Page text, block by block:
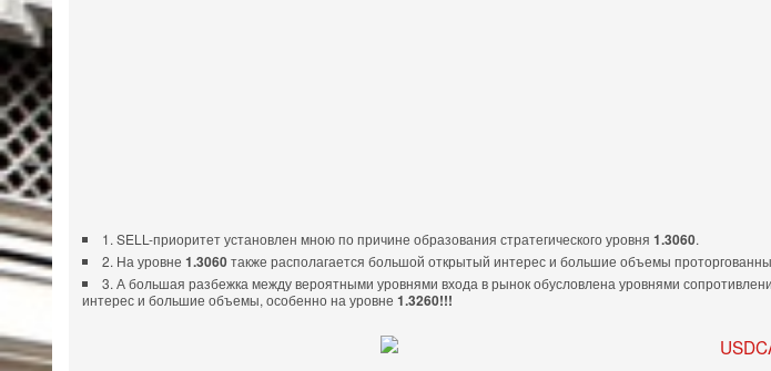
1. SELL-приоритет установлен мною по причине образования стратегического уровня 1.3060.
2. На уровне 1.3060также располагается большой открытый интерес и большие объемы
3. А большая разбежка между вероятными уровнями входа в рынок обусловлена уровнями
интерес и большие объемы, особенно на уровне 1.3260!!!